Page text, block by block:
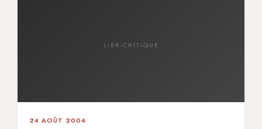
LIBR-CRITIQUE
24 AOÛT 2004